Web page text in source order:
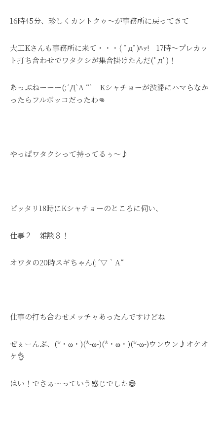
16時45分、珍しくカントクゥ～が事務所に戻ってきて
大工Kさんも事務所に来て・・・( ﾟдﾟ)ﾊｯ! 17時～プレカッ
ト打ち合わせでワタクシが集合掛けたんだ(ﾟдﾟ)！
あっぶねーーー(;´Д`A “` Kシャチョーが渋滞にハマらなか
ったらフルボッコだったわ👊
やっぱワタクシって持ってるぅ～♪
ピッタリ18時にKシャチョーのところに伺い、
仕事２ 雑談８！
オワタの20時スギちゃん(;´▽｀A“
仕事の打ち合わせメッチャあったんですけどね
ぜぇーんぶ、(*・ω・)(*-ω-)(*・ω・)(*-ω-)ウンウン♪オケオ
ケ👌
はい！でさぁ～っていう感じでした😅